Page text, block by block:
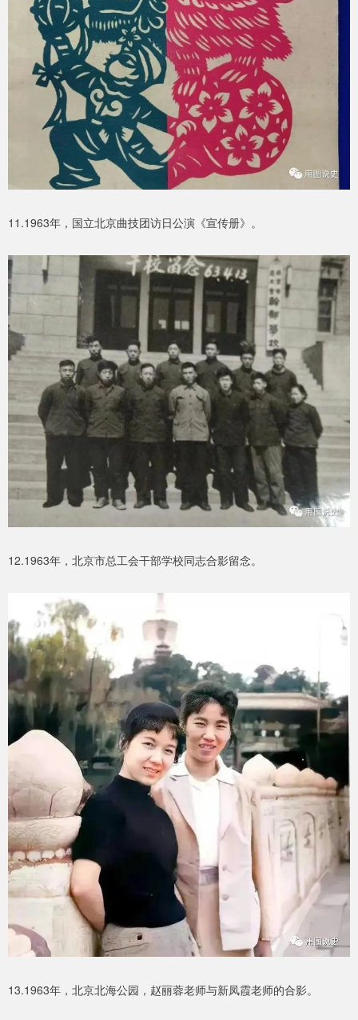
11.1963年，国立北京曲技团访日公演《宣传册》。
12.1963年，北京市总工会干部学校同志合影留念。
13.1963年，北京北海公园，赵丽蓉老师与新凤霞老师的合影。